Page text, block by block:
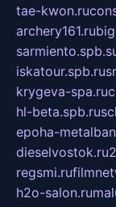
tae-kwon.ru
archery161.ru
iskatour.spb.ru
krygeva-spa.ru
hl-beta.spb.ru
epoha-
dieselvostok.ru
regsmi.ru
h2o-salon.ru